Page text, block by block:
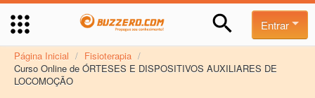
Entrar
Página Inicial / Fisioterapia /
Curso Online de ÓRTESES E DISPOSITIVOS AUXILIARES DE
LOCOMOÇÃO